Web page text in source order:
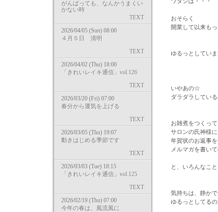
がんばっても、なんかうまくい
かない時
TEXT
2026/04/05 (Sun) 08:00
４月５日 清明
TEXT
2026/04/02 (Thu) 18:00
「きれいレイキ通信」vol.126
TEXT
2026/03/20 (Fri) 07:00
春分から運気を上げる
TEXT
2026/03/05 (Thu) 19:07
動きはじめる季節です
TEXT
2026/03/03 (Tue) 18:15
「きれいレイキ通信」vol.125
TEXT
2026/02/19 (Thu) 07:00
今年の春は、風流風に
おそらく
開業して以来も
ゆるっとしてい
いやあの☆
ダラダラしてい
お雑煮をつくっ
サロンの氏神様
年賀状のお返事
メルマガを書い
と、いろんなこ
気持ちは、静か
ゆるっとしてる